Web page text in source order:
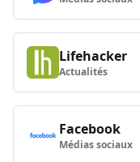
Lifehacker
Actualités
Facebook
Médias sociaux